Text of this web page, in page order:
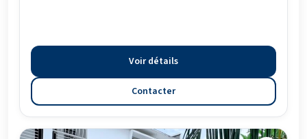
Voir détails
Contacter